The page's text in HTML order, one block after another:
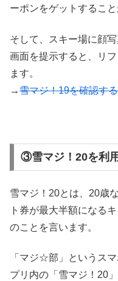
ーポンをゲットすること
そして、スキー場に顔
画面を提示すると、リ
ます。
→雪マジ！19を確認する
③雪マジ！20を利
雪マジ！20とは、20歳
ト券が最大半額になる
のことを言います。
「マジ☆部」というス
プリ内の「雪マジ！20